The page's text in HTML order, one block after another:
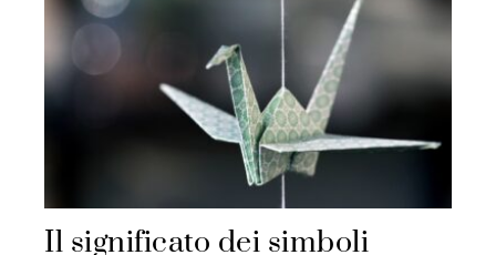
Il significato dei simboli